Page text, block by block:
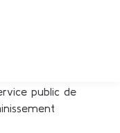
public de